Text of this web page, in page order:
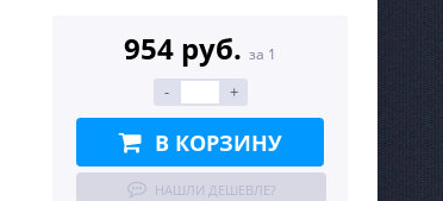
954 руб. за 1
- +
В КОРЗИНУ
НАШЛИ ДЕШЕВЛЕ?